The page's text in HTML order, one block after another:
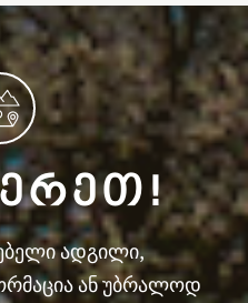
ადგილი,
ან უბრალოდ